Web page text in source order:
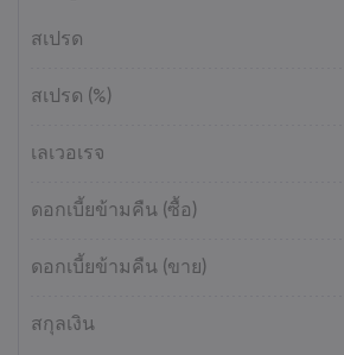
US-EU Relations: Russia Sanctions Unite
Emma Rose
Overheating, U.S. Trade Policy Risk
สเปรด
สเปรด (%)
เลเวอเรจ
ดอกเบี้ยข้ามคืน (ซื้อ)
ดอกเบี้ยข้ามคืน (ขาย)
สกุลเงิน